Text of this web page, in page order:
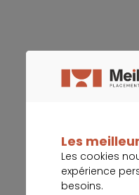
Les
Les cookies
expérience
besoins.